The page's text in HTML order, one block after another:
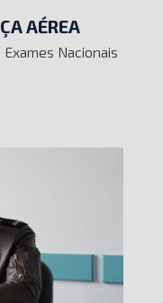
AÉREA
Nacionais